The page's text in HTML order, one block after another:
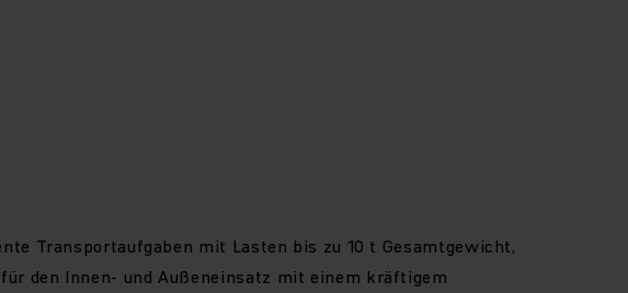
Transportaufgaben mit Lasten bis zu 10 t Gesamtgewicht,
den Innen- und Außeneinsatz mit einem kräftigem